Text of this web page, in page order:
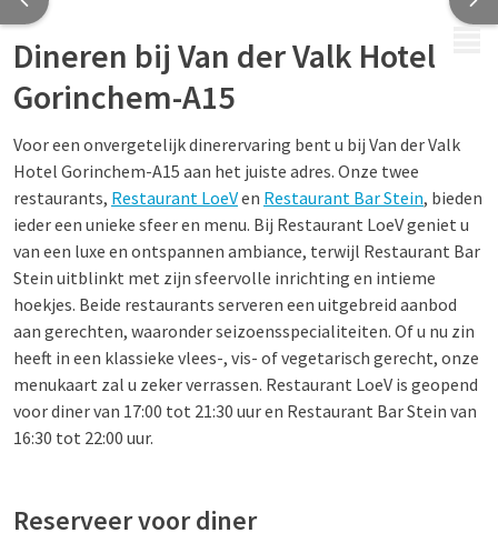
Dineren bij Van der Valk Hotel
Gorinchem-A15
Voor een onvergetelijk dinerervaring bent u bij Van der Valk
Hotel Gorinchem-A15 aan het juiste adres. Onze twee
restaurants, Restaurant LoeVen Restaurant Bar Stein, bieden
ieder een unieke sfeer en menu. Bij Restaurant LoeV geniet u
van een luxe en ontspannen ambiance, terwijl Restaurant Bar
Stein uitblinkt met zijn sfeervolle inrichting en intieme
hoekjes. Beide restaurants serveren een uitgebreid aanbod
aan gerechten, waaronder seizoensspecialiteiten. Of u nu zin
heeft in een klassieke vlees-, vis- of vegetarisch gerecht, onze
menukaart zal u zeker verrassen. Restaurant LoeV is geopend
voor diner van 17:00 tot 21:30 uur en Restaurant Bar Stein van
16:30 tot 22:00 uur.
Reserveer voor diner